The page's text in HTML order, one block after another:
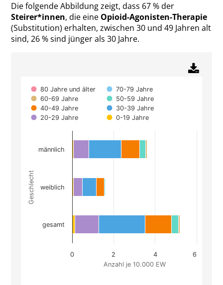
Die folgende Abbildung zeigt, dass 67 % der
Steirer*innen, die eine Opioid-Agonisten-Therapie
(Substitution) erhalten, zwischen 30 und 49 Jahren alt
sind, 26 % sind jünger als 30 Jahre.
Chart
Bar chart with 8 data series.
The chart has 1 X axis displaying Geschlecht.
The chart has 1 Y axis displaying Anzahl je
Anzahl je 10.000 EW
Geschlecht
80 Jahre und älter
70-79 Jahre
60-69 Jahre
50-59 Jahre
40-49 Jahre
30-39 Jahre
20-29 Jahre
0-19 Jahre
0 2 4 6
männlich
weiblich
gesamt